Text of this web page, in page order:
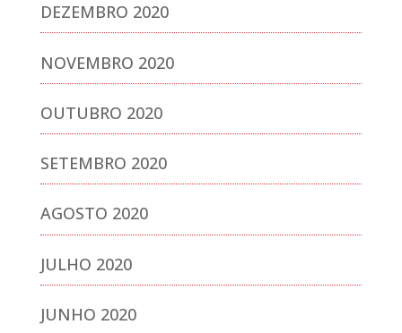
DEZEMBRO 2020
NOVEMBRO 2020
OUTUBRO 2020
SETEMBRO 2020
AGOSTO 2020
JULHO 2020
JUNHO 2020